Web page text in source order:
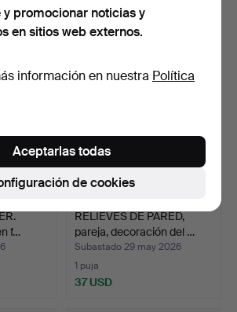
58 USD
f…
RELIEVES DE PARED,
pareja, decoración del …
Subastado 29 may 2026
1 puja
37 USD
y promocionar noticias y
en sitios web externos.
información en nuestra Política
de cookies
Aceptarlas todas